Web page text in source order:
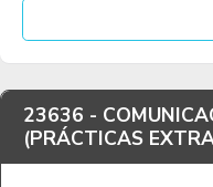
23636 -
(PRÁCTICAS